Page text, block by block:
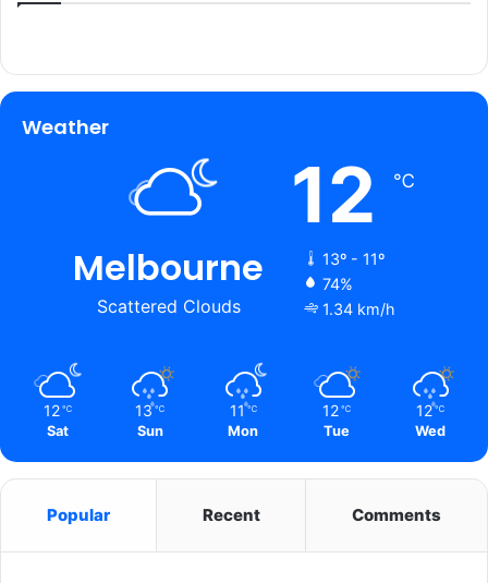
Weather
Melbourne
Scattered Clouds
12 ℃
13º - 11º
74%
1.34 km/h
12 ℃
Sat
13 ℃
Sun
11 ℃
Mon
12 ℃
Tue
12 ℃
Wed
Popular Recent Comments